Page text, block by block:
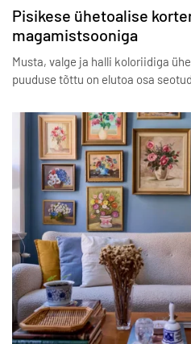
Pisikese ühetoalise
magamistsooniga
Musta, valge ja halli koloriidiga
puuduse tõttu on elutoa osa